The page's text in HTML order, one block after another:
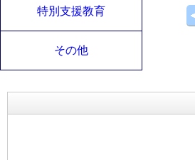
特別支援教育
その他